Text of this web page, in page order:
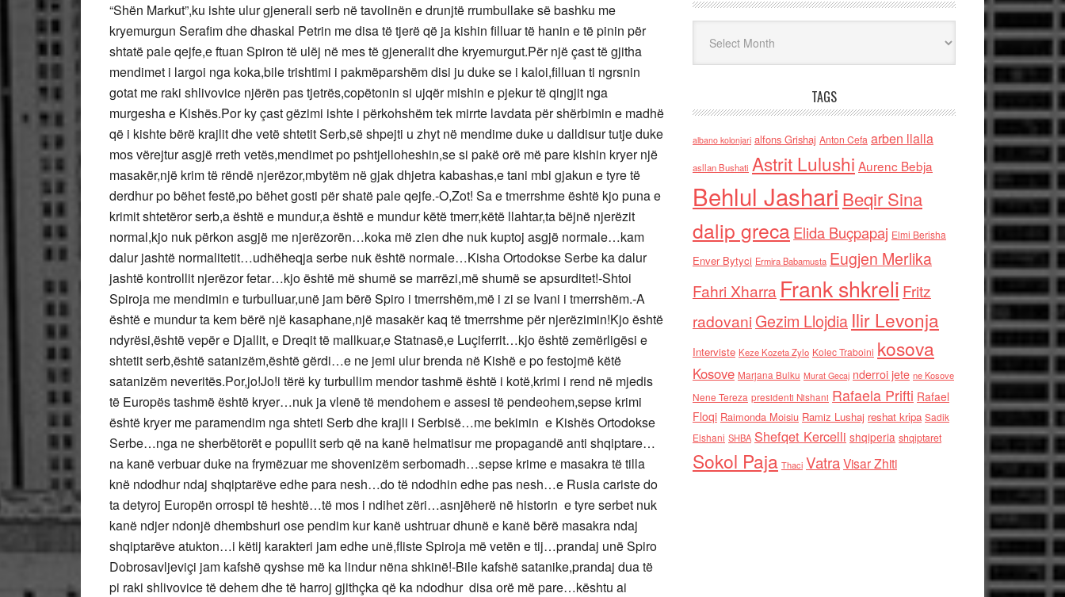
“Shën Markut”,ku ishte ulur gjenerali serb në tavolinën e drunjtë rrumbullake së bashku me
kryemurgun Serafim dhe dhaskal Petrin me disa të tjerë që ja kishin filluar të hanin e të pinin për
shtatë pale qejfe,e ftuan Spiron të ulëj në mes të gjeneralit dhe kryemurgut.Për një çast të gjitha
mendimet i largoi nga koka,bile trishtimi i pakmëparshëm disi ju duke se i kaloi,filluan ti ngrsnin
gotat me raki shlivovice njërën pas tjetrës,copëtonin si ujqër mishin e pjekur të qingjit nga
murgesha e Kishës.Por ky çast gëzimi ishte i përkohshëm tek mirrte lavdata për shërbimin e madhë
që i kishte bërë krajlit dhe vetë shtetit Serb,së shpejti u zhyt në mendime duke u dalldisur tutje duke
mos vërejtur asgjë rreth vetës,mendimet po pshtjelloheshin,se si pakë orë më pare kishin kryer një
masakër,një krim të rëndë njerëzor,mbytëm në gjak dhjetra kabashas,e tani mbi gjakun e tyre të
derdhur po bëhet festë,po bëhet gosti për shatë pale qejfe.-O,Zot! Sa e tmerrshme është kjo puna e
krimit shtetëror serb,a është e mundur,a është e mundur këtë tmerr,këtë llahtar,ta bëjnë njerëzit
normal,kjo nuk përkon asgjë me njerëzorën…koka më zien dhe nuk kuptoj asgjë normale…kam
dalur jashtë normalitetit…udhëheqja serbe nuk është normale…Kisha Ortodokse Serbe ka dalur
jashtë kontrollit njerëzor fetar…kjo është më shumë se marrëzi,më shumë se apsurditet!-Shtoi
Spiroja me mendimin e turbulluar,unë jam bërë Spiro i tmerrshëm,më i zi se Ivani i tmerrshëm.-A
është e mundur ta kem bërë një kasaphane,një masakër kaq të tmerrshme për njerëzimin!Kjo është
ndyrësi,është vepër e Djallit, e Dreqit të mallkuar,e Statnasë,e Luçiferrit…kjo është zemërligësi e
shtetit serb,është satanizëm,është gërdi…e ne jemi ulur brenda në Kishë e po festojmë këtë
satanizëm neveritës.Por,jo!Jo!i tërë ky turbullim mendor tashmë është i kotë,krimi i rend në mjedis
të Europës tashmë është kryer…nuk ja vlenë të mendohem e assesi të pendeohem,sepse krimi
është kryer me paramendim nga shteti Serb dhe krajli i Serbisë…me bekimin e Kishës Ortodokse
Serbe…nga ne sherbëtorët e popullit serb që na kanë helmatisur me propagandë anti shqiptare…
na kanë verbuar duke na frymëzuar me shovenizëm serbomadh…sepse krime e masakra të tilla
knë ndodhur ndaj shqiptarëve edhe para nesh…do të ndodhin edhe pas nesh…e Rusia cariste do
ta detyroj Europën orrospi të heshtë…të mos i ndihet zëri…asnjëherë në historin e tyre serbet nuk
kanë ndjer ndonjë dhembshuri ose pendim kur kanë ushtruar dhunë e kanë bërë masakra ndaj
shqiptarëve atukton…i këtij karakteri jam edhe unë,fliste Spiroja më vetën e tij…prandaj unë Spiro
Dobrosavljeviçi jam kafshë qyshse më ka lindur nëna shkinë!-Bile kafshë satanike,prandaj dua të
pi raki shlivovice të dehem dhe të harroj gjithçka që ka ndodhur disa orë më pare…kështu ai
TAGS
albano kolonjari alfons Grishaj Anton Cefa arben llalla
asllan Bushati Astrit Lulushi Aurenc Bebja
Behlul Jashari Beqir Sina
dalip grecaElida Buçpapaj Elmi Berisha
Enver Bytyci Ermira Babamusta Eugjen Merlika
Fahri Xharra Frank shkreli Fritz
radovaniGezim Llojdia Ilir Levonja
Interviste Keze Kozeta Zylo Kolec Traboini kosova
Kosove Marjana Bulku Murat Gecaj nderroi jete ne Kosove
Nene Tereza presidenti Nishani Rafaela Prifti Rafael
Floqi Raimonda Moisiu Ramiz Lushaj reshat kripa Sadik
Elshani SHBA Shefqet Kercelli shqiperia shqiptaret
Sokol Paja Thaci VatraVisar Zhiti